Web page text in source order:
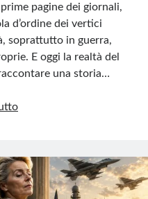
pagine dei giornali,
d’ordine dei vertici
soprattutto in guerra,
E oggi la realtà del
una storia…
La
vittoria
ucraina
che